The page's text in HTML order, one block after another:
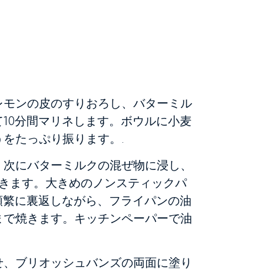
ンの皮のすりおろし、バターミル
分間マリネします。ボウルに小麦
たっぷり振ります。.
にバターミルクの混ぜ物に浸し、
ます。大きめのノンスティックパ
に裏返しながら、フライパンの油
焼きます。キッチンペーパーで油
ブリオッシュバンズの両面に塗り